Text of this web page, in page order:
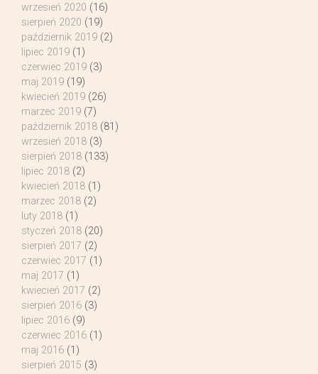
wrzesień 2020 (16)
sierpień 2020 (19)
październik 2019 (2)
lipiec 2019 (1)
czerwiec 2019 (3)
maj 2019 (19)
kwiecień 2019 (26)
marzec 2019 (7)
październik 2018 (81)
wrzesień 2018 (3)
sierpień 2018 (133)
lipiec 2018 (2)
kwiecień 2018 (1)
marzec 2018 (2)
luty 2018 (1)
styczeń 2018 (20)
sierpień 2017 (2)
czerwiec 2017 (1)
maj 2017 (1)
kwiecień 2017 (2)
sierpień 2016 (3)
lipiec 2016 (9)
czerwiec 2016 (1)
maj 2016 (1)
sierpień 2015 (3)